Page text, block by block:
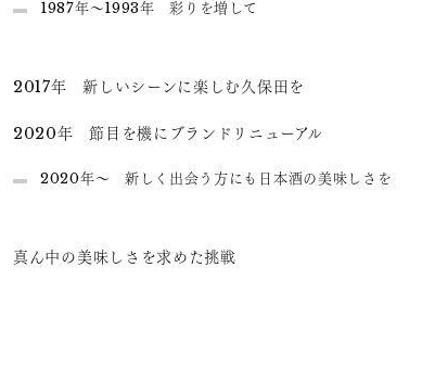
1987年～1993年 彩りを増して
2017年 新しいシーンに楽しむ久保田を
2020年 節目を機にブランドリニューアル
2020年～ 新しく出会う方にも日本酒の美味しさを
真ん中の美味しさを求めた挑戦